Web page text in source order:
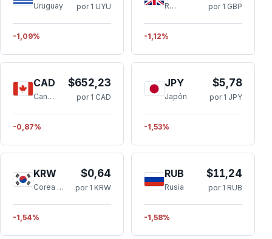
Uruguay por 1 UYU
-1,09%
Reino Unido por 1 GBP
-1,12%
CAD
Canadá
$652,23
por 1 CAD
-0,87%
JPY
Japón
$5,78
por 1 JPY
-1,53%
KRW
Corea del Sur
$0,64
por 1 KRW
-1,54%
RUB
Rusia
$11,24
por 1 RUB
-1,58%